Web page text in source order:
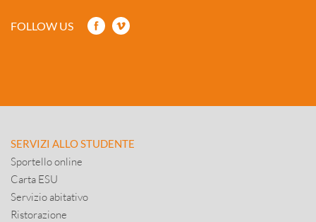
FOLLOW US
SERVIZI ALLO STUDENTE
Sportello online
Carta ESU
Servizio abitativo
Ristorazione